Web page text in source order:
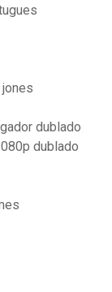
dublado
dublado